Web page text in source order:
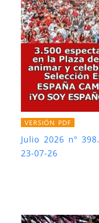
VERSIÓN PDF
Julio 2026 nº 398.
23-07-26